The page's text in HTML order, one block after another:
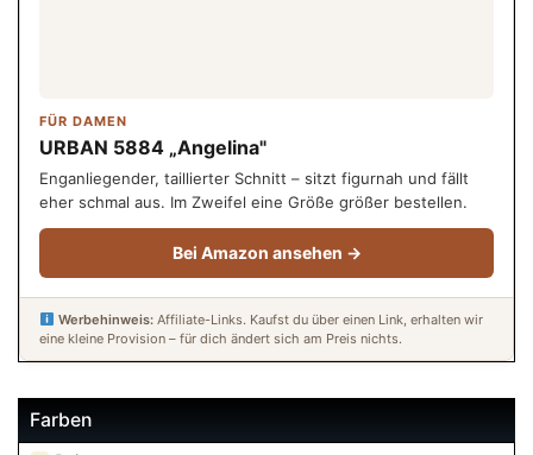
FÜR DAMEN
URBAN 5884 „Angelina"
Enganliegender, taillierter Schnitt – sitzt figurnah und fällt
eher schmal aus. Im Zweifel eine Größe größer bestellen.
Bei Amazon ansehen →
Werbehinweis:Affiliate-Links. Kaufst du über einen Link, erhalten wir
eine kleine Provision – für dich ändert sich am Preis nichts.
Farben